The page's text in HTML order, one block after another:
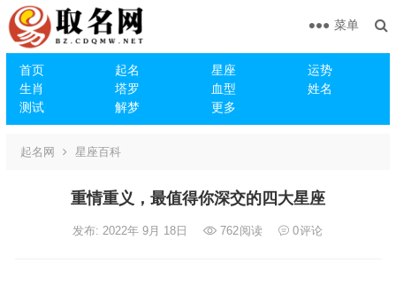
首页 起名 星座
运势
生肖
塔罗 血型
姓名
测试
解梦 更多
菜单
起名网 星座百科
重情重义，最值得你深交的四大星座
发布: 2022年 9月 18日 762阅读 0评论